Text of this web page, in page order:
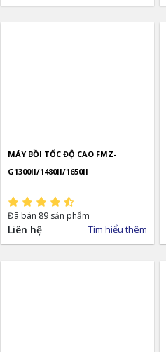
MÁY BỒI TỐC ĐỘ CAO FMZ-
G1300II/1480II/1650II
Đã bán 89 sản phẩm
Liên hệ Tìm hiểu thêm